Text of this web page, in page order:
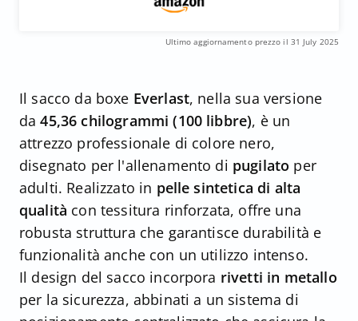
Ultimo aggiornamento prezzo il 31 July 2025
Il sacco da boxe Everlast, nella sua versione
da45,36 chilogrammi (100 libbre), è un
attrezzo professionale di colore nero,
disegnato per l'allenamento di pugilato per
adulti. Realizzato in pelle sintetica di alta
qualità con tessitura rinforzata, offre una
robusta struttura che garantisce durabilità e
funzionalità anche con un utilizzo intenso.
Il design del sacco incorpora rivetti in metallo
per la sicurezza, abbinati a un sistema di